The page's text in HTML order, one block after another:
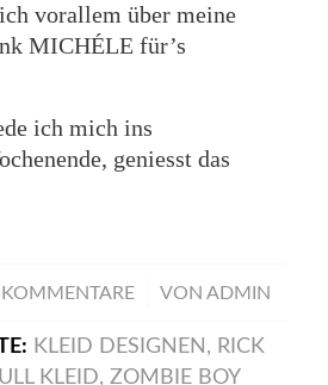
vorallem über meine
MICHÉLE für’s
ich mich ins
geniesst das
/ VON ADMIN
KLEID DESIGNEN , RICK
KLEID, ZOMBIE BOY